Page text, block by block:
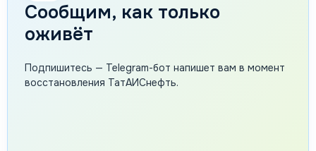
Сообщим, как только
оживёт
Подпишитесь — Telegram-бот напишет вам в момент
восстановления ТатАИСнефть.